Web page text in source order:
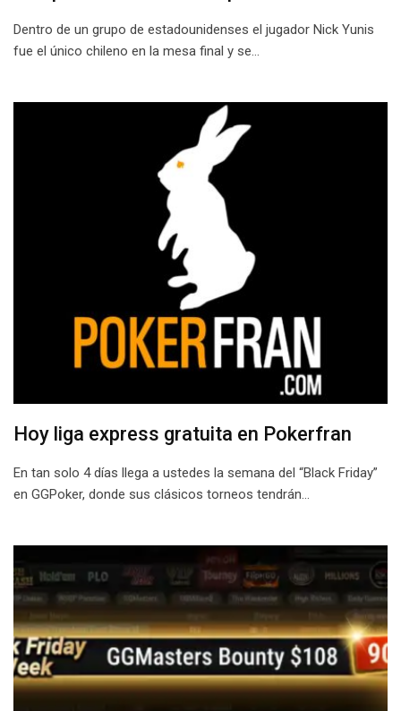
Dentro de un grupo de estadounidenses el jugador Nick Yunis
fue el único chileno en la mesa final y se…
Hoy liga express gratuita en Pokerfran
En tan solo 4 días llega a ustedes la semana del “Black Friday”
en GGPoker, donde sus clásicos torneos tendrán…